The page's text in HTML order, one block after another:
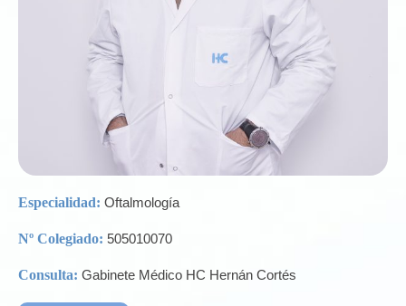
Especialidad: Oftalmología
Nº Colegiado: 505010070
Consulta: Gabinete Médico HC Hernán Cortés